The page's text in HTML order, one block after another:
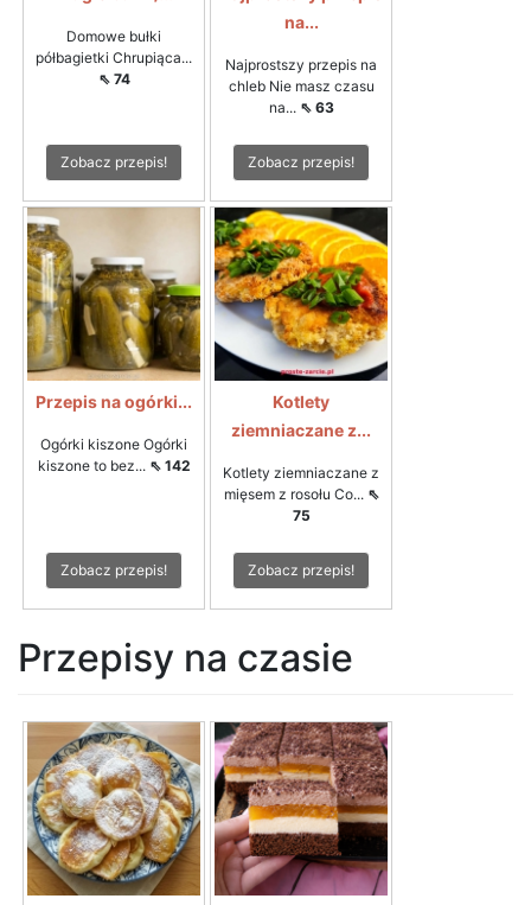
Domowe bułki
półbagietki Chrupiąca...
⇖ 74
Zobacz przepis!
na...
Najprostszy przepis na
chleb Nie masz czasu
na... ⇖ 63
Zobacz przepis!
Przepis na ogórki...
Ogórki kiszone Ogórki
kiszone to bez... ⇖ 142
Zobacz przepis!
Kotlety
ziemniaczane z...
Kotlety ziemniaczane z
mięsem z rosołu Co... ⇖
75
Zobacz przepis!
Przepisy na czasie